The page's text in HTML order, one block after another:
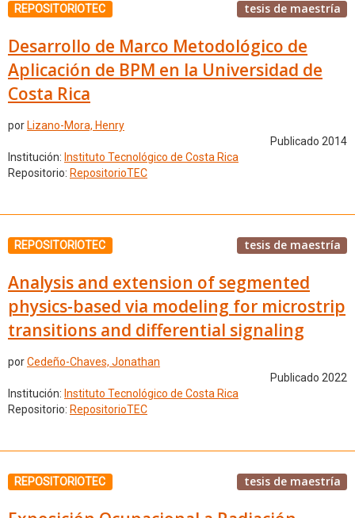
REPOSITORIOTEC tesis de maestría
Desarrollo de Marco Metodológico de
Aplicación de BPM en la Universidad de
Costa Rica
por Lizano-Mora, Henry
Publicado 2014
Institución: Instituto Tecnológico de Costa Rica
Repositorio: RepositorioTEC
REPOSITORIOTEC tesis de maestría
Analysis and extension of segmented
physics-based via modeling for microstrip
transitions and differential signaling
porCedeño-Chaves, Jonathan
Publicado 2022
Institución: Instituto Tecnológico de Costa Rica
Repositorio: RepositorioTEC
REPOSITORIOTEC tesis de maestría